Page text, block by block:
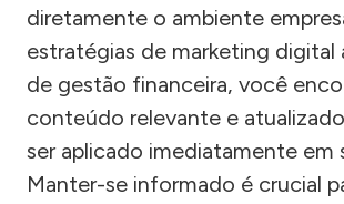
diretamente o ambiente
estratégias de marketing digital
de gestão financeira, você
conteúdo relevante e
ser aplicado imediatamente em
Manter-se informado é crucial